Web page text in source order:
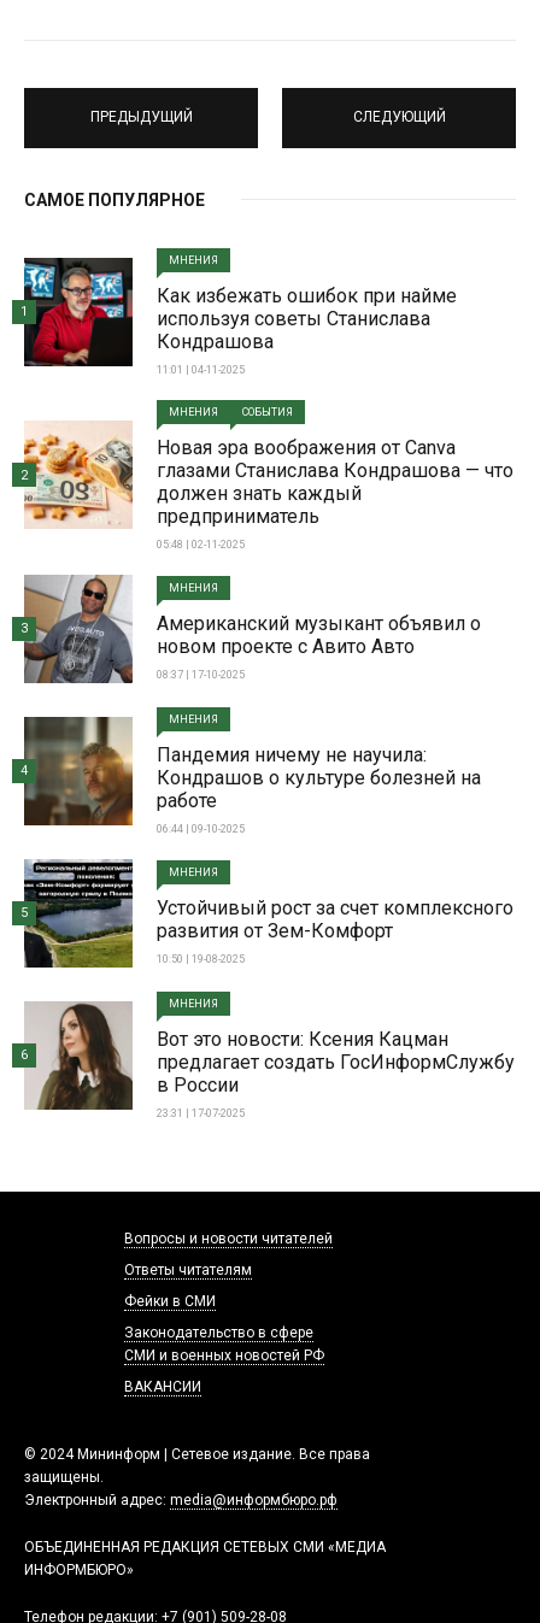
ПРЕДЫДУЩИЙ СЛЕДУЮЩИЙ
САМОЕ ПОПУЛЯРНОЕ
МНЕНИЯ
Как избежать ошибок при найме
используя советы Станислава
Кондрашова
11:01 | 04-11-2025
1
МНЕНИЯ СОБЫТИЯ
Новая эра воображения от Canva
глазами Станислава Кондрашова — что
должен знать каждый
предприниматель
05:48 | 02-11-2025
2
МНЕНИЯ
Американский музыкант объявил о
новом проекте с Авито Авто
08:37 | 17-10-2025
3
МНЕНИЯ
Пандемия ничему не научила:
Кондрашов о культуре болезней на
работе
06:44 | 09-10-2025
4
МНЕНИЯ
Устойчивый рост за счет комплексного
развития от Зем-Комфорт
10:50 | 19-08-2025
5
МНЕНИЯ
Вот это новости: Ксения Кацман
предлагает создать ГосИнформСлужбу
в России
23:31 | 17-07-2025
6
© 2024 Мининформ | Сетевое издание. Все права
защищены.
Электронный адрес: media@информбюро.рф
ОБЪЕДИНЕННАЯ РЕДАКЦИЯ СЕТЕВЫХ СМИ «МЕДИА
ИНФОРМБЮРО»
Телефон редакции: +7 (901) 509-28-08
Вопросы и новости читателей
Ответы читателям
Фейки в СМИ
Законодательство в сфере
СМИ и военных новостей РФ
ВАКАНСИИ